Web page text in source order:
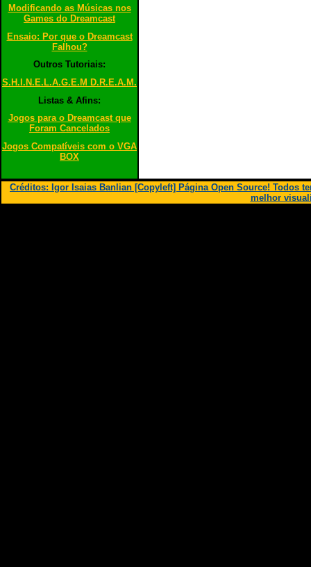
Modificando as Músicas nos
Games do Dreamcast
Ensaio: Por que o Dreamcast
Falhou?
Outros Tutoriais:
S.H.I.N.E.L.A.G.E.M D.R.E.A.M.
Listas & Afins:
Jogos para o Dreamcast que
Foram Cancelados
Jogos Compatíveis com o VGA
BOX
Créditos: Igor Isaias Banlian [Copyleft] Página Open Source! Todos
melhor